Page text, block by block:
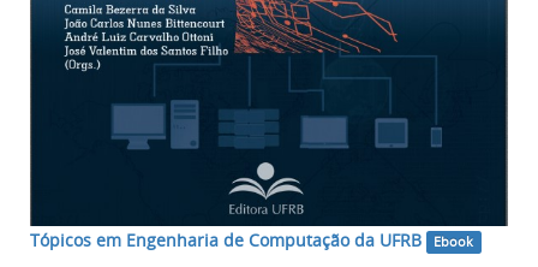
Tópicos em Engenharia de Computação da UFRB Ebook